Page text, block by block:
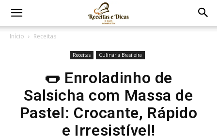
Início Receitas
Receitas Culinária Brasileira
🌭 Enroladinho de
Salsicha com Massa de
Pastel: Crocante, Rápido
e Irresistível!